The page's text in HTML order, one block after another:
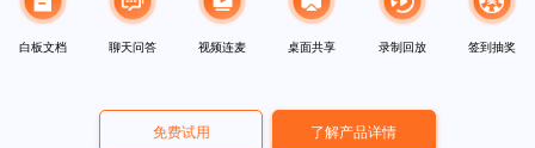
白板文档 聊天问答 视频连麦 桌面共享 录制回放 签到抽奖
免费试用 了解产品详情